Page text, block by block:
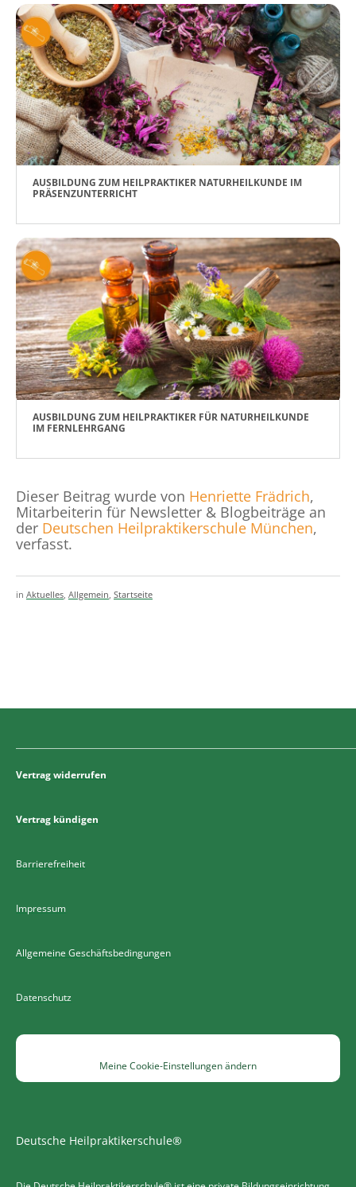
AUSBILDUNG ZUM HEILPRAKTIKER NATURHEILKUNDE IM
PRÄSENZUNTERRICHT
AUSBILDUNG ZUM HEILPRAKTIKER FÜR NATURHEILKUNDE
IM FERNLEHRGANG
Dieser Beitrag wurde von Henriette Frädrich,
Mitarbeiterin für Newsletter & Blogbeiträge an
der Deutschen Heilpraktikerschule München,
verfasst.
in Aktuelles Allgemein Startseite
Vertrag widerrufen
Vertrag kündigen
Barrierefreiheit
Impressum
Allgemeine Geschäftsbedingungen
Datenschutz
Meine Cookie-Einstellungen ändern
Deutsche Heilpraktikerschule®